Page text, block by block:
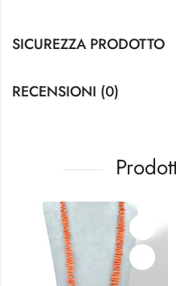
SICUREZZA PRODOTTO
RECENSIONI (0)